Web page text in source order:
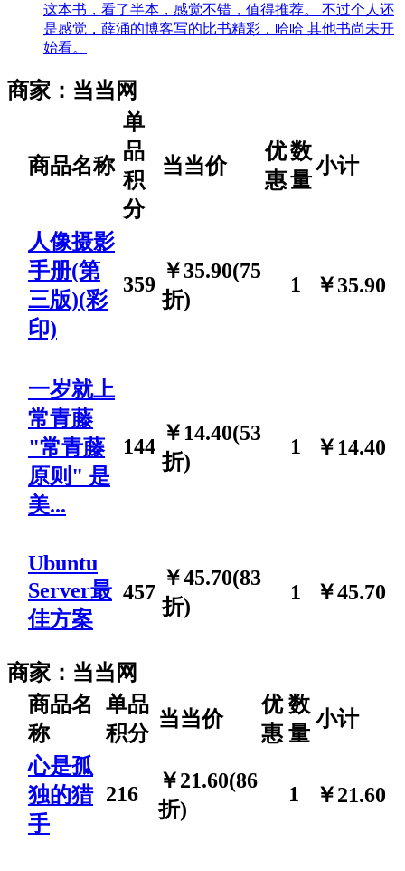
这本书，看了半本，感觉不错，值得推荐。 不过个人还
是感觉，薛涌的博客写的比书精彩，哈哈 其他书尚未开
始看。
商家： 当当网
商品名称
单
品
积
分
当当价
优
惠
数
量
小计
人像摄影
手册(第
三版)(彩
印)
359
￥35.90(75
折)
1 ￥35.90
一岁就上
常青藤
"常青藤
原则" 是
美...
144
￥14.40(53
折)
1 ￥14.40
Ubuntu
Server最
佳方案
457
￥45.70(83
折)
1 ￥45.70
商家： 当当网
商品名
称
单品
积分
当当价
优
惠
数
量
小计
心是孤
独的猎
手
216
￥21.60(86
折)
1 ￥21.60